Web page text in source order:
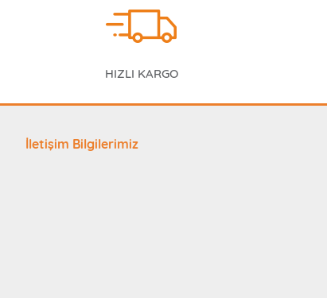
HIZLI KARGO
İletişim Bilgilerimiz